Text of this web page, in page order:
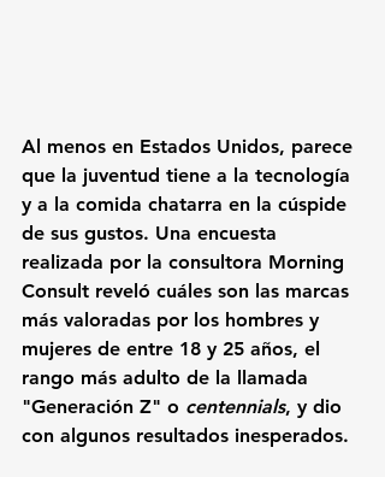
Al menos en Estados Unidos, parece
que la juventud tiene a la tecnología
y a la comida chatarra en la cúspide
de sus gustos. Una encuesta
realizada por la consultora Morning
Consult reveló cuáles son las marcas
más valoradas por los hombres y
mujeres de entre 18 y 25 años, el
rango más adulto de la llamada
"Generación Z" o centennials, y dio
con algunos resultados inesperados.